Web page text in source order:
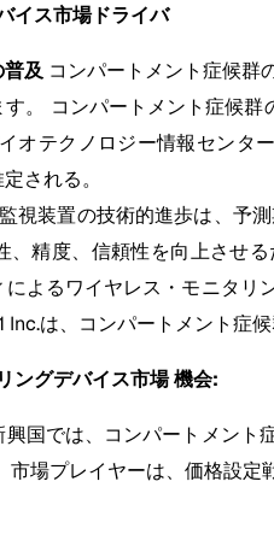
イス市場ドライバ
及 コンパートメント症候群
。 コンパートメント症候
オテクノロジー情報セン
される。
視装置の技術的進歩は、予
、精度、信頼性を向上させ
よるワイヤレス・モニタリ
は、コンパートメント症
ングデバイス市場 機会:
国では、コンパートメン
場プレイヤーは、価格設